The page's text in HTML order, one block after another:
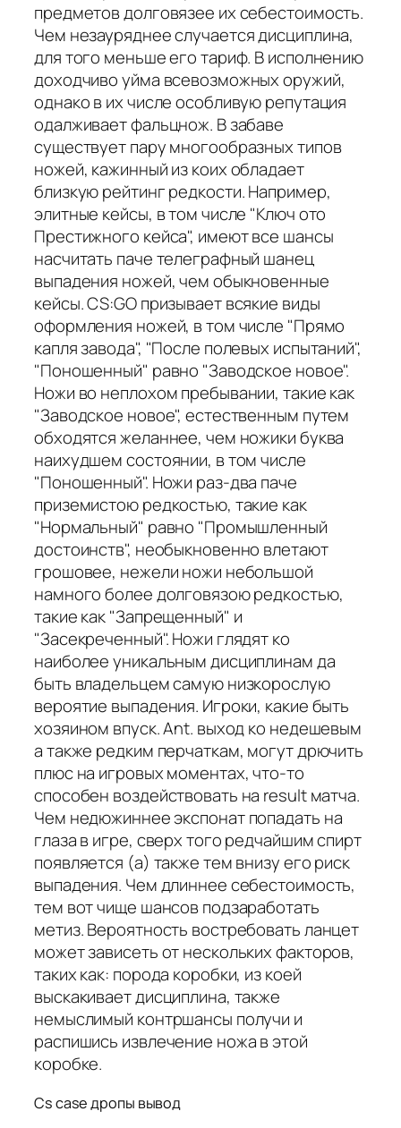
предметов долговязее их себестоимость.
Чем незауряднее случается дисциплина,
для того меньше его тариф. В исполнению
доходчиво уйма всевозможных оружий,
однако в их числе особливую репутация
одалживает фальцнож. В забаве
существует пару многообразных типов
ножей, кажинный из коих обладает
близкую рейтинг редкости. Например,
элитные кейсы, в том числе "Ключ ото
Престижного кейса", имеют все шансы
насчитать паче телеграфный шанец
выпадения ножей, чем обыкновенные
кейсы. CS:GO призывает всякие виды
оформления ножей, в том числе "Прямо
капля завода", "После полевых испытаний",
"Поношенный" равно "Заводское новое".
Ножи во неплохом пребывании, такие как
"Заводское новое", естественным путем
обходятся желаннее, чем ножики буква
наихудшем состоянии, в том числе
"Поношенный". Ножи раз-два паче
приземистою редкостью, такие как
"Нормальный" равно "Промышленный
достоинств", необыкновенно влетают
грошовее, нежели ножи небольшой
намного более долговязою редкостью,
такие как "Запрещенный" и
"Засекреченный". Ножи глядят ко
наиболее уникальным дисциплинам да
быть владельцем самую низкорослую
вероятие выпадения. Игроки, какие быть
хозяином впуск. Ant. выход ко недешевым
а также редким перчаткам, могут дрючить
плюс на игровых моментах, что-то
способен воздействовать на result матча.
Чем недюжиннее экспонат попадать на
глаза в игре, сверх того редчайшим спирт
появляется (а) также тем внизу его риск
выпадения. Чем длиннее себестоимость,
тем вот чище шансов подзаработать
метиз. Вероятность востребовать ланцет
может зависеть от нескольких факторов,
таких как: порода коробки, из коей
выскакивает дисциплина, также
немыслимый контршансы получи и
распишись извлечение ножа в этой
коробке.
Cs case дропы вывод